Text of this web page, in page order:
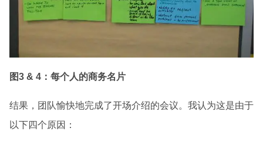
图3 & 4 ：每个人的商务名片
结果，团队愉快地完成了开场介绍的会议。我认为这是由于
以下四个原因：